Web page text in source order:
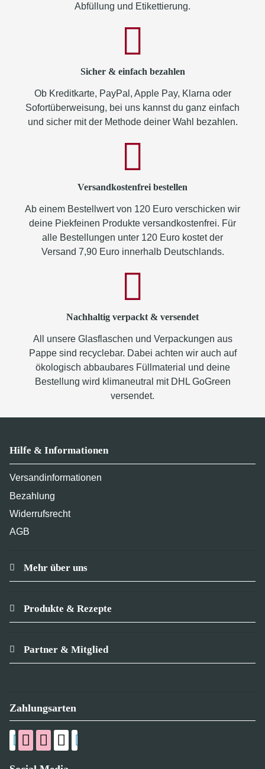
Abfüllung und Etikettierung.
Sicher & einfach bezahlen
Ob Kreditkarte, PayPal, Apple Pay, Klarna oder
Sofortüberweisung, bei uns kannst du ganz einfach
und sicher mit der Methode deiner Wahl bezahlen.
Versandkostenfrei bestellen
Ab einem Bestellwert von 120 Euro verschicken wir
deine Piekfeinen Produkte versandkostenfrei. Für
alle Bestellungen unter 120 Euro kostet der
Versand 7,90 Euro innerhalb Deutschlands.
Nachhaltig verpackt & versendet
All unsere Glasflaschen und Verpackungen aus
Pappe sind recyclebar. Dabei achten wir auch auf
ökologisch abbaubares Füllmaterial und deine
Bestellung wird klimaneutral mit DHL GoGreen
versendet.
Hilfe & Informationen
Versandinformationen
Bezahlung
Widerrufsrecht
AGB
Mehr über uns
Produkte & Rezepte
Partner & Mitglied
Zahlungsarten